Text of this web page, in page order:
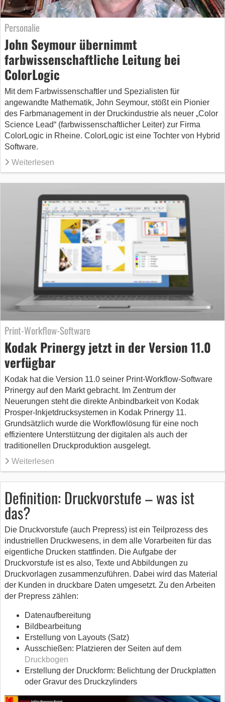
Personalie
John Seymour übernimmt
farbwissenschaftliche Leitung bei
ColorLogic
Mit dem Farbwissenschaftler und Spezialisten für
angewandte Mathematik, John Seymour, stößt ein Pionier
des Farbmanagement in der Druckindustrie als neuer „Color
Science Lead“ (farbwissenschaftlicher Leiter) zur Firma
ColorLogic in Rheine. ColorLogic ist eine Tochter von Hybrid
Software.
Weiterlesen
Print-Workflow-Software
Kodak Prinergy jetzt in der Version 11.0
verfügbar
Kodak hat die Version 11.0 seiner Print-Workflow-Software
Prinergy auf den Markt gebracht. Im Zentrum der
Neuerungen steht die direkte Anbindbarkeit von Kodak
Prosper-Inkjetdrucksystemen in Kodak Prinergy 11.
Grundsätzlich wurde die Workflowlösung für eine noch
effizientere Unterstützung der digitalen als auch der
traditionellen Druckproduktion ausgelegt.
Weiterlesen
Definition: Druckvorstufe – was ist
das?
Die Druckvorstufe (auch Prepress) ist ein Teilprozess des
industriellen Druckwesens, in dem alle Vorarbeiten für das
eigentliche Drucken stattfinden. Die Aufgabe der
Druckvorstufe ist es also, Texte und Abbildungen zu
Druckvorlagen zusammenzuführen. Dabei wird das Material
der Kunden in druckbare Daten umgesetzt. Zu den Arbeiten
der Prepress zählen:
Datenaufbereitung
Bildbearbeitung
Erstellung von Layouts (Satz)
Ausschießen: Platzieren der Seiten auf dem
Druckbogen
Erstellung der Druckform: Belichtung der Druckplatten
oder Gravur des Druckzylinders